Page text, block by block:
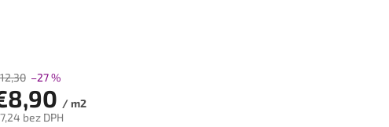
–27 %
/ m2
bez DPH